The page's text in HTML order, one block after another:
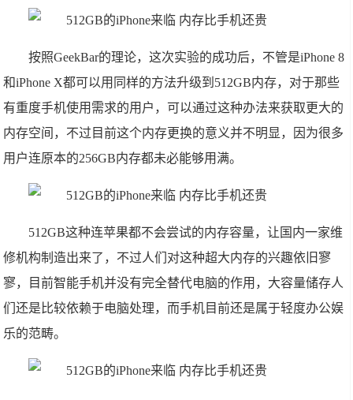
按照GeekBar的理论，这次实验的成功后，不管是iPhone 8
和iPhone X都可以用同样的方法升级到512GB内存，对于那些
有重度手机使用需求的用户，可以通过这种办法来获取更大的
内存空间，不过目前这个内存更换的意义并不明显，因为很多
用户连原本的256GB内存都未必能够用满。
512GB这种连苹果都不会尝试的内存容量，让国内一家维
修机构制造出来了，不过人们对这种超大内存的兴趣依旧寥
寥，目前智能手机并没有完全替代电脑的作用，大容量储存人
们还是比较依赖于电脑处理，而手机目前还是属于轻度办公娱
乐的范畴。